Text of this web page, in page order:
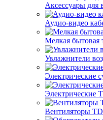
Аксессуары для
Аудио-видео
Мелкая
Увлажнители
Электрические
Вентиляторы